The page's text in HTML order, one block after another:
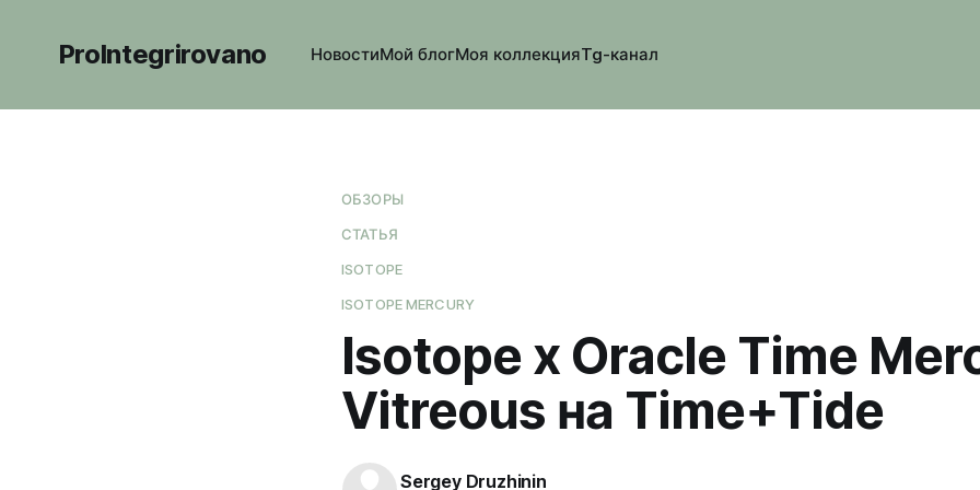
ProIntegrirovano НовостиМой блогМоя коллекцияTg-канал
ОБЗОРЫ
СТАТЬЯ
ISOTOPE
ISOTOPE MERCURY
Isotope x Oracle Time
Vitreous на Time+Tide
Sergey Druzhinin